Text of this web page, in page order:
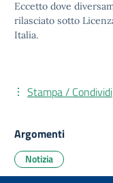
Eccetto dove
rilasciato sotto
Italia.
Stampa / Condividi
Argomenti
Notizia